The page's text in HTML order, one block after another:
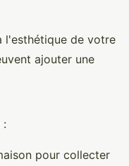
l'esthétique de votre
ajouter une
:
pour collecter